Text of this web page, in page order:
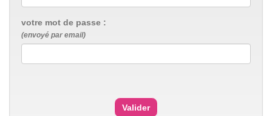
votre mot de passe :
(envoyé par email)